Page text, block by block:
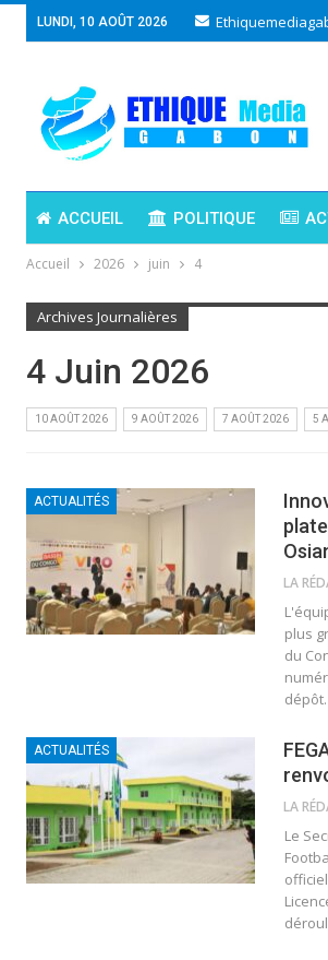
LUNDI, 10 AOÛT 2026
ACCUEIL POLITIQUE
Accueil 2026 juin 4
Archives Journalières
4 Juin 2026
10 AOÛT 2026 9 AOÛT 2026 7 AOÛT 2026 5
ACTUALITÉS
LA
plus
du
ACTUALITÉS
LA
Le